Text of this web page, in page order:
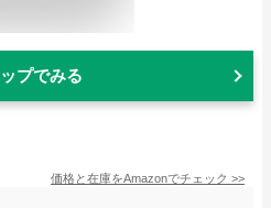
プでみる
価格と在庫をAmazonでチェック >>